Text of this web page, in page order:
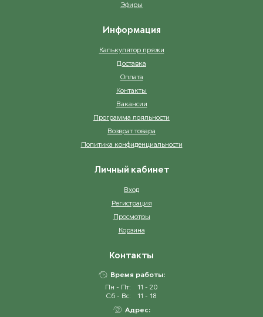
Эфиры
Информация
Калькулятор пряжи
Доставка
Оплата
Контакты
Вакансии
Программа лояльности
Возврат товара
Политика конфиденциальности
Личный кабинет
Вход
Регистрация
Просмотры
Корзина
Контакты
Время работы:
Пн - Пт:
11 - 20
Сб - Вс:
11 - 18
Адрес: